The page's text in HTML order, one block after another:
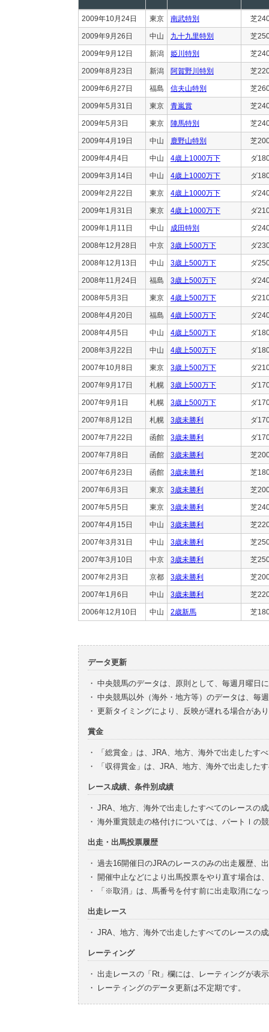
2009年10月24日 東京 南武特別 芝
2009年9月26日 中山 九十九里特別 芝
2009年9月12日 新潟 姫川特別 芝
2009年8月23日 新潟 阿賀野川特別 芝
2009年6月27日 福島 信夫山特別 芝
2009年5月31日 東京 青嵐賞 芝
2009年5月3日 東京 陣馬特別 芝
2009年4月19日 中山 鹿野山特別 芝
2009年4月4日 中山 4歳上1000万下 ダ
2009年3月14日 中山 4歳上1000万下 ダ
2009年2月22日 東京 4歳上1000万下 ダ
2009年1月31日 東京 4歳上1000万下 ダ
2009年1月11日 中山 成田特別 ダ
2008年12月28日 中京 3歳上500万下 ダ
2008年12月13日 中山 3歳上500万下 ダ
2008年11月24日 福島 3歳上500万下 ダ
2008年5月3日 東京 4歳上500万下 ダ
2008年4月20日 福島 4歳上500万下 ダ
2008年4月5日 中山 4歳上500万下 ダ
2008年3月22日 中山 4歳上500万下 ダ
2007年10月8日 東京 3歳上500万下 ダ
2007年9月17日 札幌 3歳上500万下 ダ
2007年9月1日 札幌 3歳上500万下 ダ
2007年8月12日 札幌 3歳未勝利 ダ
2007年7月22日 函館 3歳未勝利 ダ
2007年7月8日 函館 3歳未勝利 芝
2007年6月23日 函館 3歳未勝利 芝
2007年6月3日 東京 3歳未勝利 芝
2007年5月5日 東京 3歳未勝利 芝
2007年4月15日 中山 3歳未勝利 芝
2007年3月31日 中山 3歳未勝利 芝
2007年3月10日 中京 3歳未勝利 芝
2007年2月3日 京都 3歳未勝利 芝
2007年1月6日 中山 3歳未勝利 芝
2006年12月10日 中山 2歳新馬 芝
データ更新
・ 中央競馬のデータは、原則として、毎週月曜日
・ 中央競馬以外（海外・地方等）のデータは、毎
・ 更新タイミングにより、反映が遅れる場合があ
賞金
・
「総賞金」は、JRA、地方、海外で出走したす
・
「収得賞金」は、JRA、地方、海外で出走した
レース成績、条件別成績
・ JRA、地方、海外で出走したすべてのレースの
・ 海外重賞競走の格付けについては、パートⅠの
出走・出馬投票履歴
・ 過去16開催日のJRAのレースのみの出走履歴、
・ 開催中止などにより出馬投票をやり直す場合は
・
「※取消」は、馬番号を付す前に出走取消にな
出走レース
・ JRA、地方、海外で出走したすべてのレースの
レーティング
・ 出走レースの「Rt」欄には、レーティングが表
・
レーティングのデータ更新は不定期です。